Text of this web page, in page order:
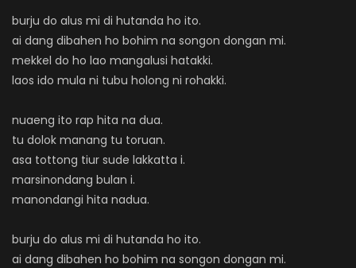
burju do alus mi di hutanda ho ito.
ai dang dibahen ho bohim na songon dongan mi.
mekkel do ho lao mangalusi hatakki.
laos ido mula ni tubu holong ni rohakki.
nuaeng ito rap hita na dua.
tu dolok manang tu toruan.
asa tottong tiur sude lakkatta i.
marsinondang bulan i.
manondangi hita nadua.
burju do alus mi di hutanda ho ito.
ai dang dibahen ho bohim na songon dongan mi.